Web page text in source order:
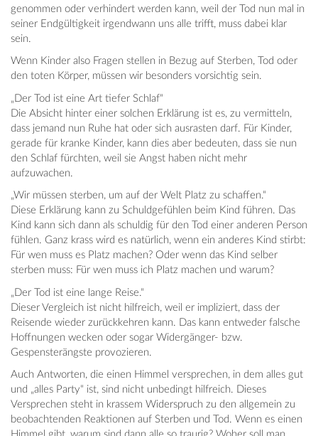
genommen oder verhindert werden kann, weil der Tod nun mal in
seiner Endgültigkeit irgendwann uns alle trifft, muss dabei klar
sein.
Wenn Kinder also Fragen stellen in Bezug auf Sterben, Tod oder
den toten Körper, müssen wir besonders vorsichtig sein.
„Der Tod ist eine Art tiefer Schlaf“
Die Absicht hinter einer solchen Erklärung ist es, zu vermitteln,
dass jemand nun Ruhe hat oder sich ausrasten darf. Für Kinder,
gerade für kranke Kinder, kann dies aber bedeuten, dass sie nun
den Schlaf fürchten, weil sie Angst haben nicht mehr
aufzuwachen.
„Wir müssen sterben, um auf der Welt Platz zu schaffen.“
Diese Erklärung kann zu Schuldgefühlen beim Kind führen. Das
Kind kann sich dann als schuldig für den Tod einer anderen Person
fühlen. Ganz krass wird es natürlich, wenn ein anderes Kind stirbt:
Für wen muss es Platz machen? Oder wenn das Kind selber
sterben muss: Für wen muss ich Platz machen und warum?
„Der Tod ist eine lange Reise.“
Dieser Vergleich ist nicht hilfreich, weil er impliziert, dass der
Reisende wieder zurückkehren kann. Das kann entweder falsche
Hoffnungen wecken oder sogar Widergänger- bzw.
Gespensterängste provozieren.
Auch Antworten, die einen Himmel versprechen, in dem alles gut
und „alles Party“ ist, sind nicht unbedingt hilfreich. Dieses
Versprechen steht in krassem Widerspruch zu den allgemein zu
beobachtenden Reaktionen auf Sterben und Tod. Wenn es einen